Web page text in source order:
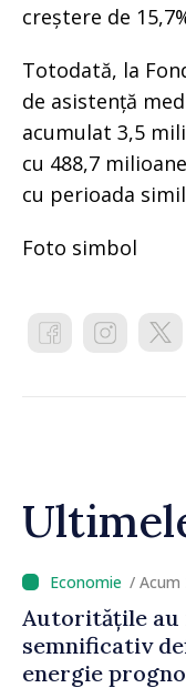
creștere de
Totodată, la
de asistență
acumulat 3,5
cu 488,7
cu perioada
Foto simbol
/ Acum
Autoritățile au
semnificativ
energie